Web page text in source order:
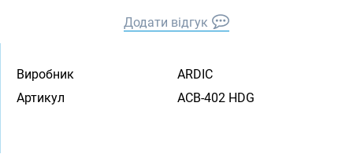
Додати відгук
Виробник
ARDIC
Артикул
ACB-402 HDG